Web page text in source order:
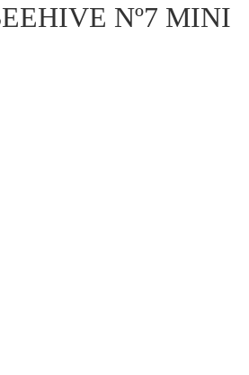
Nº7 MINI